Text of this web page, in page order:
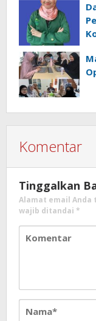
Komentar
Tinggalkan
Alamat email
wajib ditandai *